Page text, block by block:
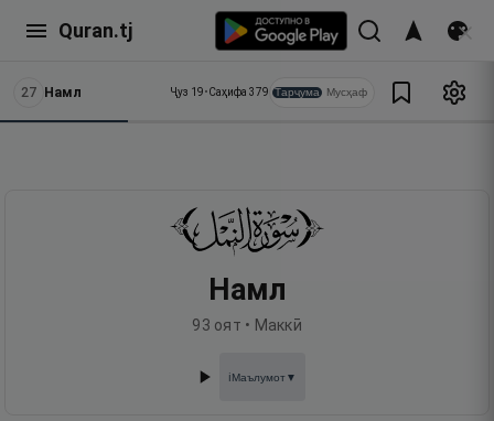
Quran.tj
27 Намл Ҷуз 19•Саҳифа 379 Тарҷума Мусҳаф
Намл
93 оят • Маккӣ
ℹ️Маълумот▼